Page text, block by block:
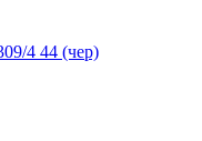
4 44 (чер)